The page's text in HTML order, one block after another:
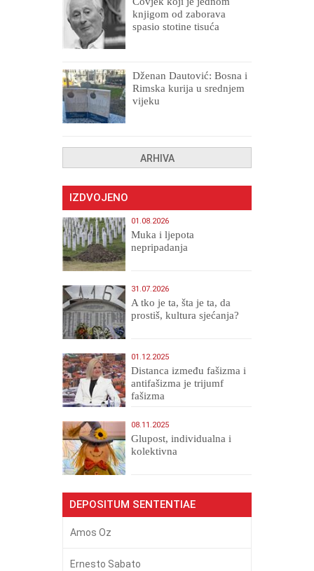
knjigom od zaborava
spasio stotine tisuća
Dženan Dautović: Bosna i
Rimska kurija u srednjem
vijeku
ARHIVA
IZDVOJENO
01.08.2026
Muka i ljepota
nepripadanja
31.07.2026
A tko je ta, šta je ta, da
prostiš, kultura sjećanja?
01.12.2025
Distanca između fašizma i
antifašizma je trijumf
fašizma
08.11.2025
Glupost, individualna i
kolektivna
DEPOSITUM SENTENTIAE
Amos Oz
Ernesto Sabato